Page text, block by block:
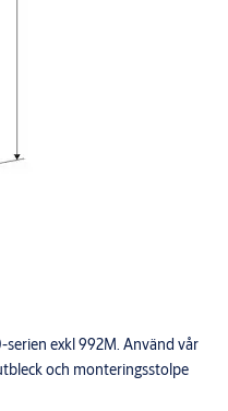
exkl 992M. Använd vår
och monteringsstolpe